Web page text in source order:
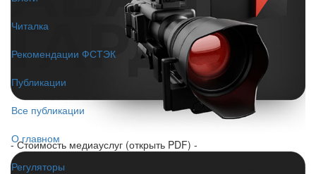
Читалка
Рекомендации ФСТЭК
Публикации
Все публикации
О главном
Регуляторы
- Стоимость медиауслуг (открыть PDF) -